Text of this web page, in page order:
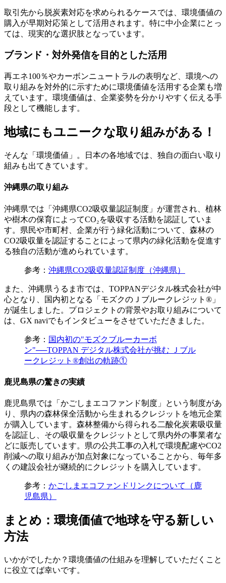
取引先から脱炭素対応を求められるケースでは、環境価値の
購入が早期対応策として活用されます。特に中小企業にとっ
ては、現実的な選択肢となっています。
ブランド・対外発信を目的とした活用
再エネ100％やカーボンニュートラルの表明など、環境への
取り組みを対外的に示すために環境価値を活用する企業も増
えています。環境価値は、企業姿勢を分かりやすく伝える手
段として機能します。
地域にもユニークな取り組みがある！
そんな「環境価値」。日本の各地域では、独自の面白い取り
組みも出てきています。
沖縄県の取り組み
沖縄県では「沖縄県CO2吸収量認証制度」が運営され、植林
や樹木の保育によってCO₂を吸収する活動を認証していま
す。県民や市町村、企業が行う緑化活動について、森林の
CO2吸収量を認証することによって県内の緑化活動を促進す
る独自の活動が進められています。
参考： 沖縄県CO2吸収量認証制度（沖縄県）
また、沖縄県うるま市では、TOPPANデジタル株式会社が中
心となり、国内初となる「モズクのＪブルークレジット®」
が誕生しました。プロジェクトの背景やお取り組みについて
は、GX naviでもインタビューをさせていただきました。
参考： 国内初の"モズクブルーカーボ
ン"──TOPPAN デジタル株式会社が挑む Ｊブル
ークレジット®創出の軌跡①
鹿児島県の驚きの実績
鹿児島県では「かごしまエコファンド制度」という制度があ
り、県内の森林保全活動から生まれるクレジットを地元企業
が購入しています。森林整備から得られる二酸化炭素吸収量
を認証し、その吸収量をクレジットとして県内外の事業者な
どに販売しています。県の公共工事の入札で環境配慮やCO2
削減への取り組みが加点対象になっていることから、毎年多
くの建設会社が継続的にクレジットを購入しています。
参考： かごしまエコファンドリンクについて（鹿
児島県）
まとめ：環境価値で地球を守る新しい
方法
いかがでしたか？環境価値の仕組みを理解していただくこと
に役立てば幸いです。